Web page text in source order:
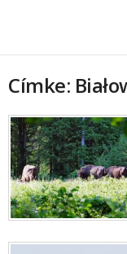
Címke: